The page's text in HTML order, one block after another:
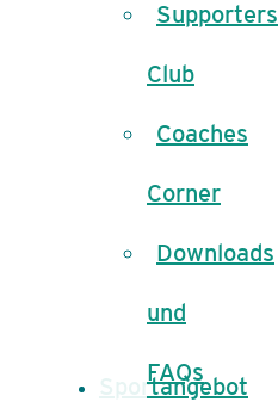
Supporters
Club
Coaches
Corner
Downloads
und
FAQs
Sportangebot